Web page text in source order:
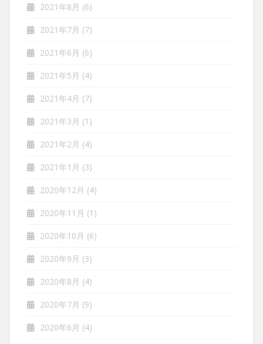
2021年8月 (6)
2021年7月 (7)
2021年6月 (6)
2021年5月 (4)
2021年4月 (7)
2021年3月 (1)
2021年2月 (4)
2021年1月 (3)
2020年12月 (4)
2020年11月 (1)
2020年10月 (6)
2020年9月 (3)
2020年8月 (4)
2020年7月 (9)
2020年6月 (4)